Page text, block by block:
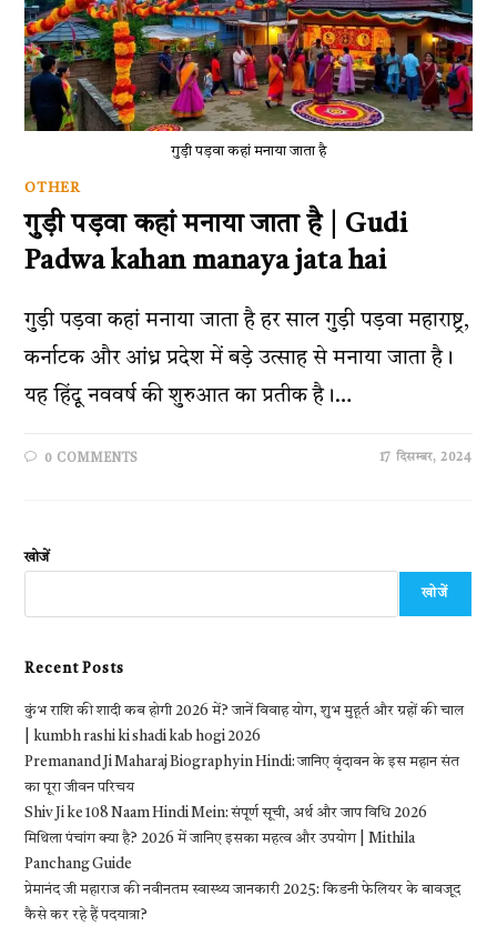
गुड़ी पड़वा कहां मनाया जाता है
OTHER
गुड़ी पड़वा कहां मनाया जाता है | Gudi
Padwa kahan manaya jata hai
गुड़ी पड़वा कहां मनाया जाता है हर साल गुड़ी पड़वा महाराष्ट्र,
कर्नाटक और आंध्र प्रदेश में बड़े उत्साह से मनाया जाता है।
यह हिंदू नववर्ष की शुरुआत का प्रतीक है।…
0 COMMENTS 17 दिसम्बर, 2024
खोजें
खोजें
Recent Posts
कुंभ राशि की शादी कब होगी 2026 में? जानें विवाह योग, शुभ मुहूर्त और ग्रहों की चाल
| kumbh rashi ki shadi kab hogi 2026
Premanand Ji Maharaj Biography in Hindi: जानिए वृंदावन के इस महान संत
का पूरा जीवन परिचय
Shiv Ji ke 108 Naam Hindi Mein: संपूर्ण सूची, अर्थ और जाप विधि 2026
मिथिला पंचांग क्या है? 2026 में जानिए इसका महत्व और उपयोग | Mithila
Panchang Guide
प्रेमानंद जी महाराज की नवीनतम स्वास्थ्य जानकारी 2025: किडनी फेलियर के बावजूद
कैसे कर रहे हैं पदयात्रा?